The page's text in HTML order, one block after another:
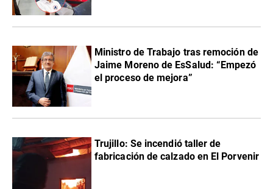
Ministro de Trabajo tras remoción de
Jaime Moreno de EsSalud: “Empezó
el proceso de mejora”
Trujillo: Se incendió taller de
fabricación de calzado en El Porvenir